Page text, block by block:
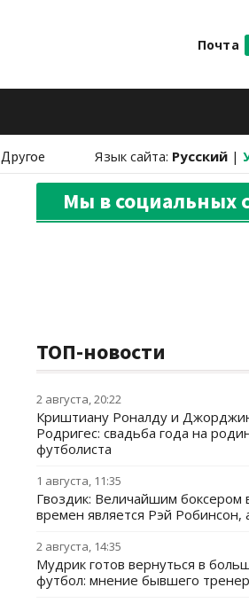
Почта
Другое Язык сайта: Русский |
Мы в социальных
ТОП-новости
2 августа, 20:22
Криштиану Роналду и
Родригес: свадьба года на
футболиста
1 августа, 11:35
Гвоздик: Величайшим боксером
времен является Рэй Робинсон,
2 августа, 14:35
Мудрик готов вернуться в
футбол: мнение бывшего